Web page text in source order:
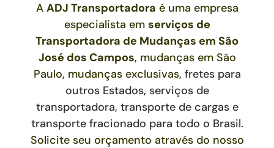
A ADJ Transportadora é uma empresa
especialista em serviços de
Transportadora de Mudanças em São
José dos Campos, mudanças em São
Paulo, mudanças exclusivas, fretes para
outros Estados, serviços de
transportadora, transporte de cargas e
transporte fracionado para todo o Brasil.
Solicite seu orçamento através do nosso